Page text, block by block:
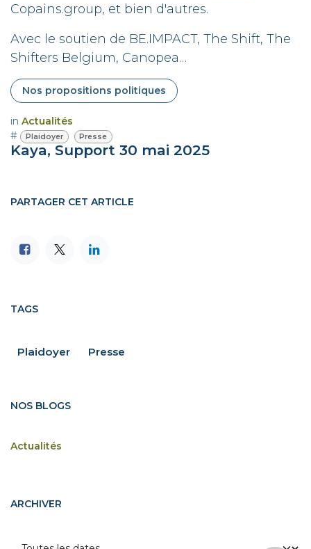
Copains.group, et bien d'autres.
Avec le soutien de BE.IMPACT, The Shift, The
Shifters Belgium, Canopea…
Nos propositions politiques
in Actualités
#
Plaidoyer Presse
Kaya, Support 30 mai 2025
PARTAGER CET ARTICLE
TAGS
Plaidoyer Presse
NOS BLOGS
Actualités
ARCHIVER